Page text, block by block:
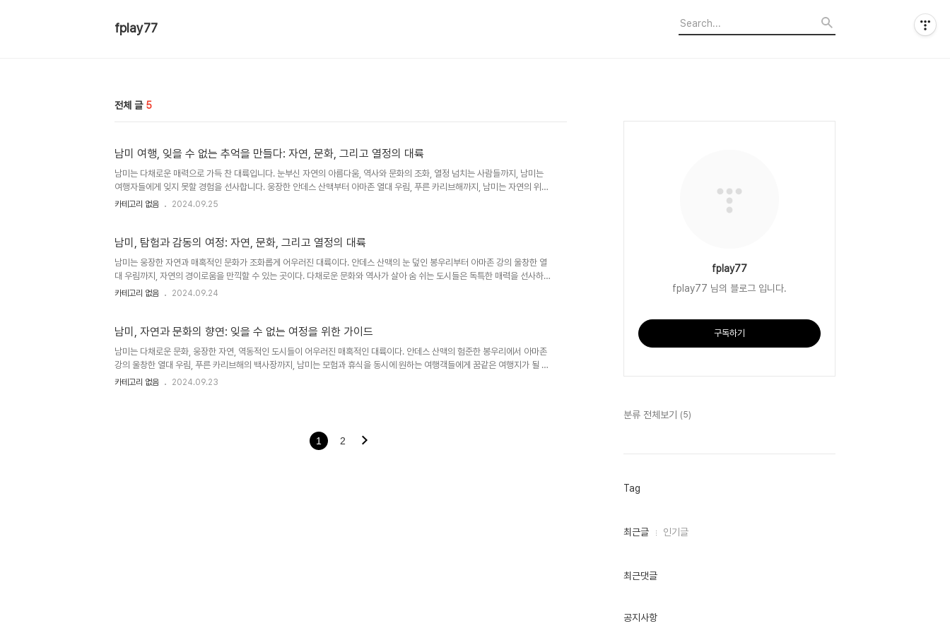
fplay77
전체 글 5
남미 여행, 잊을 수 없는 추억을 만들다: 자연, 문화, 그리고 열정의 대륙
남미는 다채로운 매력으로 가득 찬 대륙입니다. 눈부신 자연의 아름다움, 역사와 문화의 조화, 열정 넘치는 사람들까지, 남미는
여행자들에게 잊지 못할 경험을 선사합니다. 웅장한 안데스 산맥부터 아마존 열대 우림, 푸른 카리브해까지, 남미는 자연의 위대
함을 만끽할 수 있는 최고의 여행지입니다. 또한, 고대 문명의 유적과 현대 도시의 활기 넘치는 분위기는 여행에 풍성한 문화적
도르의 코토팍시 화산, 페루의 마추픽추, 볼리비아의 우유니 소금 사막 등은 자연의 위대함을 실..
카테고리 없음 2024.09.25
남미, 탐험과 감동의 여정: 자연, 문화, 그리고 열정의 대륙
남미는 웅장한 자연과 매혹적인 문화가 조화롭게 어우러진 대륙이다. 안데스 산맥의 눈 덮인 봉우리부터 아마존 강의 울창한 열
대 우림까지, 자연의 경이로움을 만끽할 수 있는 곳이다. 다채로운 문화와 역사가 살아 숨 쉬는 도시들은 독특한 매력을 선사하
며, 활기찬 축제와 따뜻한 사람들은 여행자들에게 잊지 못할 추억을 선물한다.안데스 산맥의 장엄한 풍경과 고대 문명의 흔적남
움과 자연과의 조화로운 아름다움을 보여준다. 에콰도르의 갈라파고스 제도는 독특한 동식물의 ..
카테고리 없음 2024.09.24
남미, 자연과 문화의 향연: 잊을 수 없는 여정을 위한 가이드
남미는 다채로운 문화, 웅장한 자연, 역동적인 도시들이 어우러진 매혹적인 대륙이다. 안데스 산맥의 험준한 봉우리에서 아마존
강의 울창한 열대 우림, 푸른 카리브해의 백사장까지, 남미는 모험과 휴식을 동시에 원하는 여행객들에게 꿈같은 여행지가 될 것
이다. 이 글에서는 남미 여행을 계획하는 여행자들을 위해 잊지 못할 추억을 만들 수 있는 다양한 여행 테마와 팁들을 소개한다.
카테고리 없음 2024.09.23
1 2
fplay77
fplay77 님의 블로그 입니다.
구독하기
분류 전체보기 (5)
Tag
최
인
최근글 인기글
최근댓글
공지사항